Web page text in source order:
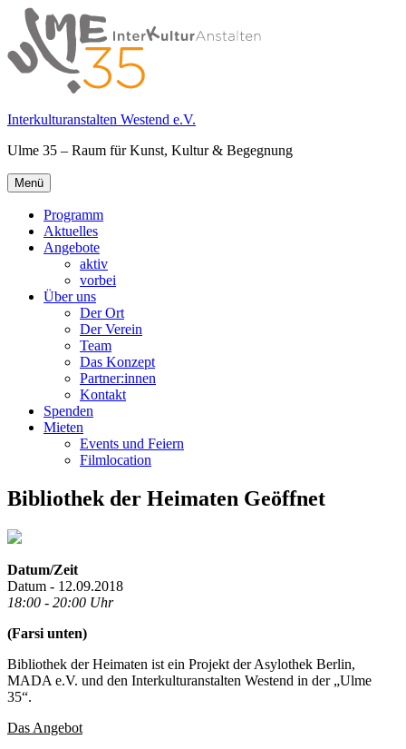
Springe
zum
Inhalt
Interkulturanstalten Westend e.V.
Ulme 35 – Raum für Kunst, Kultur & Begegnung
Primäres
Menü
Menü
Programm
Aktuelles
Angebote
aktiv
vorbei
Über uns
Der Ort
Der Verein
Team
Das Konzept
Partner:innen
Kontakt
Spenden
Mieten
Events und Feiern
Filmlocation
Bibliothek der Heimaten Geöffnet
Datum/Zeit
Datum - 12.09.2018
18:00 - 20:00 Uhr
(Farsi unten)
Bibliothek der Heimaten ist ein Projekt der Asylothek Berlin,
MADA e.V. und den Interkulturanstalten Westend in der „Ulme
35“.
Das Angebot